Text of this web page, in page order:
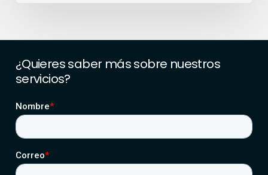
¿Quieressaber mássobre nuestros
servicios?